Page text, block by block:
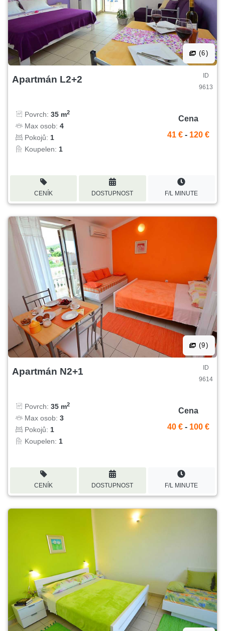
(6)
Apartmán L2+2
ID
9613
Povrch: 35 m2
Max osob: 4
Pokojů: 1
Koupelen: 1
Cena
41 € - 120 €
CENÍK DOSTUPNOST F/L MINUTE
(9)
Apartmán N2+1
ID
9614
Povrch: 35 m2
Max osob: 3
Pokojů: 1
Koupelen: 1
Cena
40 € - 100 €
CENÍK DOSTUPNOST F/L MINUTE